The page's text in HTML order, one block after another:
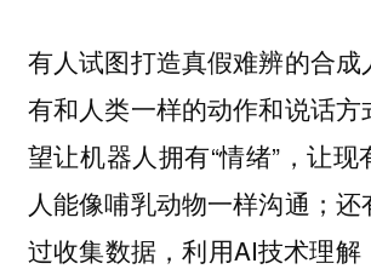
有人试图打造真假难辨的合成
有和人类一样的动作和说话方
望让机器人拥有“情绪”，让
人能像哺乳动物一样沟通；还
过收集数据，利用AI技术理解